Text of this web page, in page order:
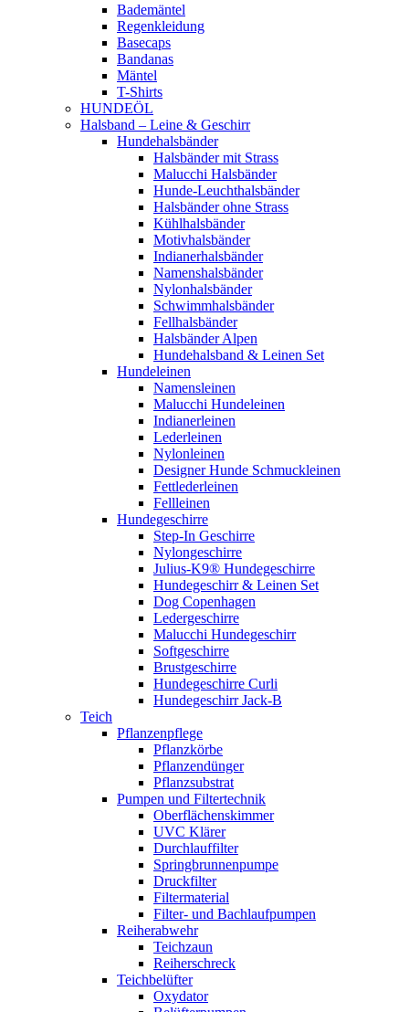
Bademäntel
Regenkleidung
Basecaps
Bandanas
Mäntel
T-Shirts
HUNDEÖL
Halsband – Leine & Geschirr
Hundehalsbänder
Halsbänder mit Strass
Malucchi Halsbänder
Hunde-Leuchthalsbänder
Halsbänder ohne Strass
Kühlhalsbänder
Motivhalsbänder
Indianerhalsbänder
Namenshalsbänder
Nylonhalsbänder
Schwimmhalsbänder
Fellhalsbänder
Halsbänder Alpen
Hundehalsband & Leinen Set
Hundeleinen
Namensleinen
Malucchi Hundeleinen
Indianerleinen
Lederleinen
Nylonleinen
Designer Hunde Schmuckleinen
Fettlederleinen
Fellleinen
Hundegeschirre
Step-In Geschirre
Nylongeschirre
Julius-K9® Hundegeschirre
Hundegeschirr & Leinen Set
Dog Copenhagen
Ledergeschirre
Malucchi Hundegeschirr
Softgeschirre
Brustgeschirre
Hundegeschirre Curli
Hundegeschirr Jack-B
Teich
Pflanzenpflege
Pflanzkörbe
Pflanzendünger
Pflanzsubstrat
Pumpen und Filtertechnik
Oberflächenskimmer
UVC Klärer
Durchlauffilter
Springbrunnenpumpe
Druckfilter
Filtermaterial
Filter- und Bachlaufpumpen
Reiherabwehr
Teichzaun
Reiherschreck
Teichbelüfter
Oxydator